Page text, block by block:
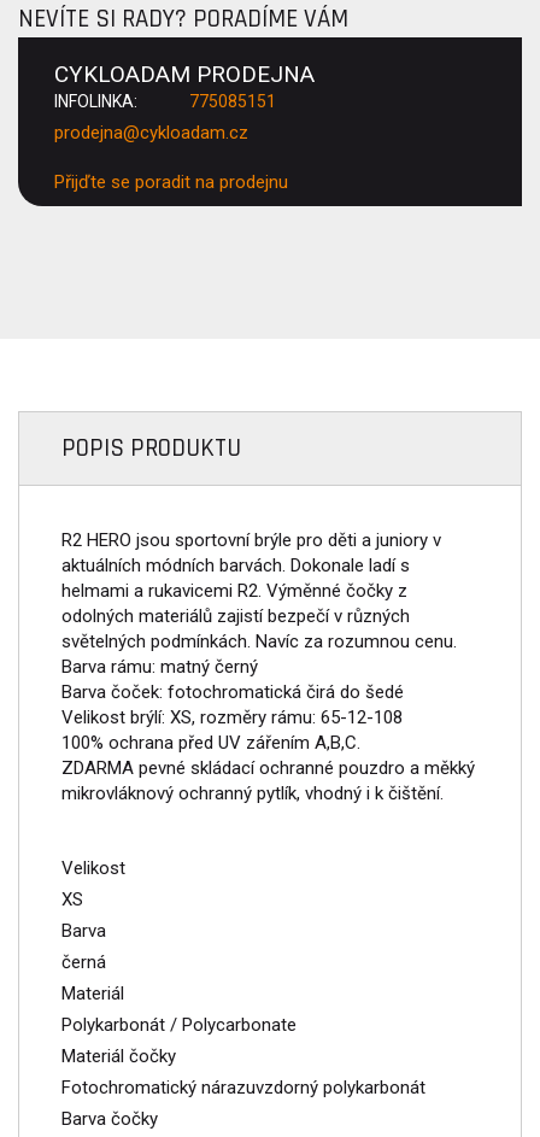
NEVÍTE SI RADY? PORADÍME VÁM
CYKLOADAM PRODEJNA
INFOLINKA: 775085151
prodejna@cykloadam.cz
Přijďte se poradit na prodejnu
POPIS PRODUKTU
R2 HERO jsou sportovní brýle pro děti a juniory v
aktuálních módních barvách. Dokonale ladí s
helmami a rukavicemi R2. Výměnné čočky z
odolných materiálů zajistí bezpečí v různých
světelných podmínkách. Navíc za rozumnou cenu.
Barva rámu: matný černý
Barva čoček: fotochromatická čirá do šedé
Velikost brýlí: XS, rozměry rámu: 65-12-108
100% ochrana před UV zářením A,B,C.
ZDARMA pevné skládací ochranné pouzdro a měkký
mikrovláknový ochranný pytlík, vhodný i k čištění.
Velikost
XS
Barva
černá
Materiál
Polykarbonát / Polycarbonate
Materiál čočky
Fotochromatický nárazuvzdorný polykarbonát
Barva čočky